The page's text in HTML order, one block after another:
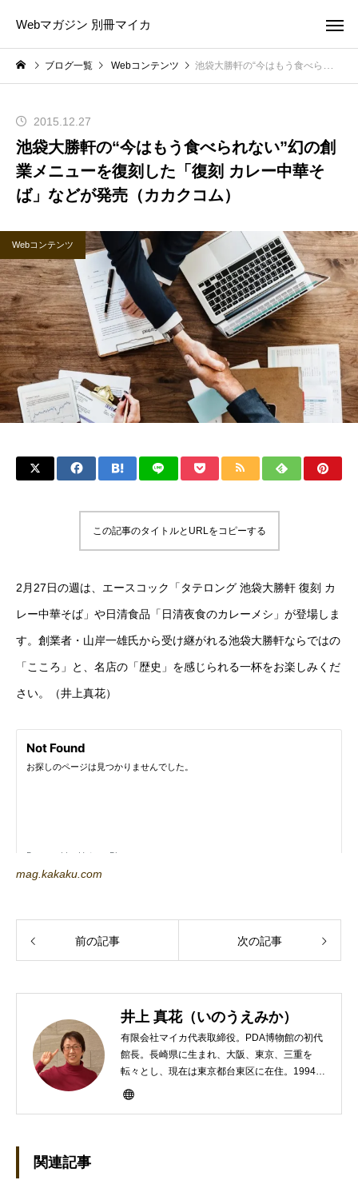
Webマガジン 別冊マイカ
ブログ一覧 Webコンテンツ 池袋大勝軒の“今はもう食べられない”幻の創業メニューを復刻した「復刻 カレー中華そば」などが発売（カカクコム）
2015.12.27
池袋大勝軒の“今はもう食べられない”幻の創
業メニューを復刻した「復刻 カレー中華そ
ば」などが発売（カカクコム）
Webコンテンツ
この記事のタイトルとURLをコピーする
2月27日の週は、エースコック「タテロング 池袋大勝軒 復刻 カ
レー中華そば」や日清食品「日清夜食のカレーメシ」が登場しま
す。創業者・山岸一雄氏から受け継がれる池袋大勝軒ならではの
「こころ」と、名店の「歴史」を感じられる一杯をお楽しみくだ
さい。（井上真花）
mag.kakaku.com
前の記事 次の記事
井上 真花（いのうえみか）
有限会社マイカ代表取締役。PDA博物館の初代
館長。長崎県に生まれ、大阪、東京、三重を
転々とし、現在は東京都台東区に在住。1994年
にHP100LXと出会ったのをきかっけに、フリ
関連記事